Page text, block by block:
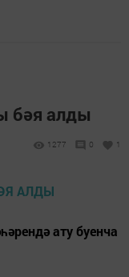
бәя алды
1277 0 1
ату буенча